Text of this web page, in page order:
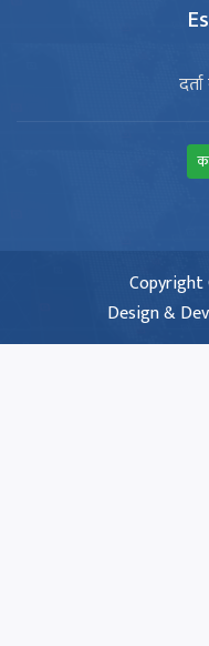
Copyright
Design &